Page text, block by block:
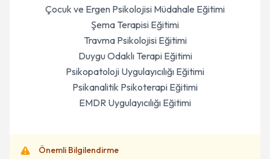
Çocuk ve Ergen Psikolojisi Müdahale Eğitimi
Şema Terapisi Eğitimi
Travma Psikolojisi Eğitimi
Duygu Odaklı Terapi Eğitimi
Psikopatoloji Uygulayıcılığı Eğitimi
Psikanalitik Psikoterapi Eğitimi
EMDR Uygulayıcılığı Eğitimi
Önemli Bilgilendirme